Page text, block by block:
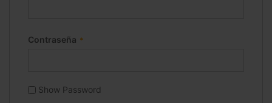
Contraseña
Show Password